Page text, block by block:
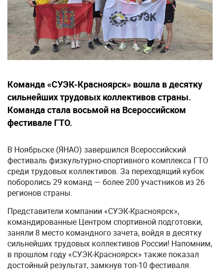
Команда «СУЭК-Красноярск» вошла в десятку
сильнейших трудовых коллективов страны.
Команда стала восьмой на Всероссийском
фестивале ГТО.
В Ноябрьске (ЯНАО) завершился Всероссийский
фестиваль физкультурно-спортивного комплекса ГТО
среди трудовых коллективов. За переходящий кубок
поборолись 29 команд — более 200 участников из 26
регионов страны.
Представители компании «СУЭК-Красноярск»,
командированные Центром спортивной подготовки,
заняли 8 место командного зачета, войдя в десятку
сильнейших трудовых коллективов России! Напомним,
в прошлом году «СУЭК-Красноярск» также показал
достойный результат, замкнув топ-10 фестиваля.